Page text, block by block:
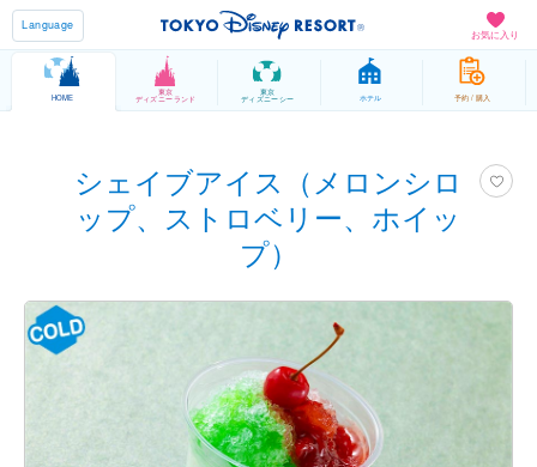
お気に入り
Language
HOME
東京
ディズニーランド
東京
ディズニーシー ホテル 予約 / 購入
シェイブアイス（メロンシロ
ップ、ストロベリー、ホイッ
プ）